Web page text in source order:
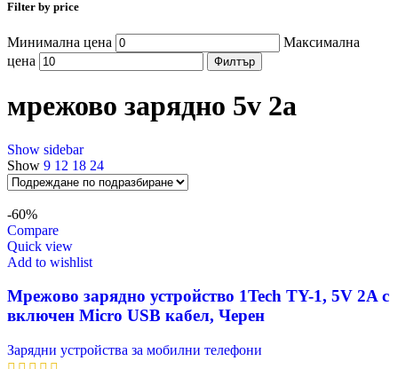
Filter by price
Минимална цена
Максимална
цена
Филтър
мрежово зарядно 5v 2a
Show sidebar
Show 9 12 18 24
-60%
Compare
Quick view
Add to wishlist
Мрежово зарядно устройство 1Tech TY-1, 5V 2A с
включен Micro USB кабел, Черен
Зарядни устройства за мобилни телефони